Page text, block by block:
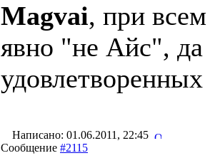
Magvai, при
явно "не Айс",
удовлетворенных
Написано: 01.06.2011, 22:45
Сообщение #2115